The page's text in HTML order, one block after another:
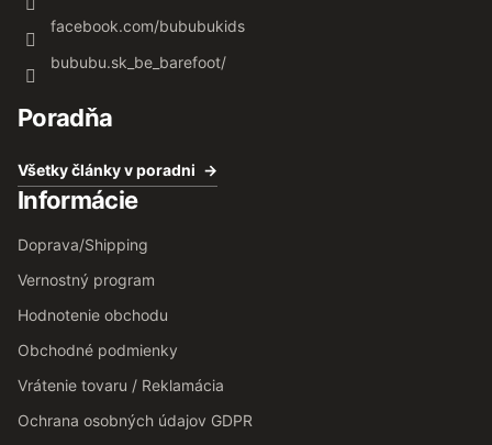
facebook.com/bububukids
bububu.sk_be_barefoot/
Poradňa
Všetky články v poradni
Informácie
Doprava/Shipping
Vernostný program
Hodnotenie obchodu
Obchodné podmienky
Vrátenie tovaru / Reklamácia
Ochrana osobných údajov GDPR